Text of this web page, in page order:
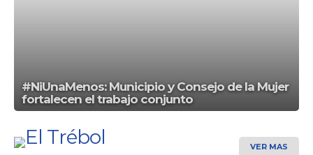
#NiUnaMenos: Municipio y Consejo de la Mujer
fortalecen el trabajo conjunto
VER MAS